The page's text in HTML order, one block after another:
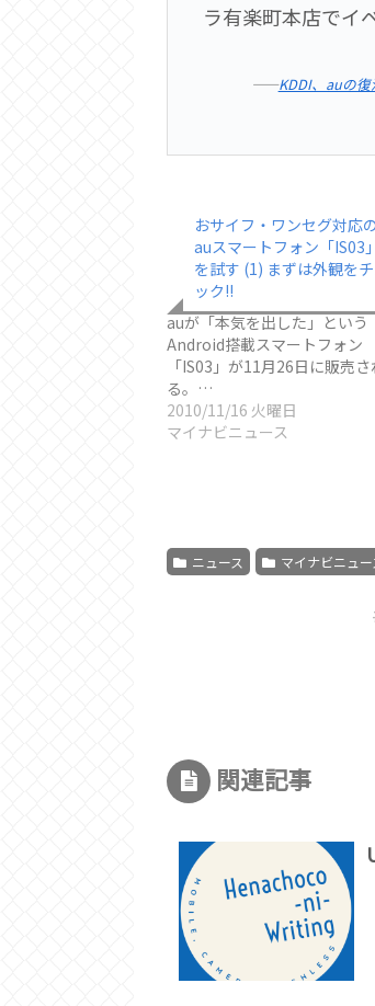
ラ有楽町本店でイ
――KDDI、auの
おサイフ・ワンセグ対応の
auスマートフォン「IS03」
を試す (1) まずは外観をチ
ック!!
auが「本気を出した」という
Android搭載スマートフォン
「IS03」が11月26日に販売さ
る。…
2010/11/16 火曜日
マイナビニュース
ニュース マイナビニュー
関連記事